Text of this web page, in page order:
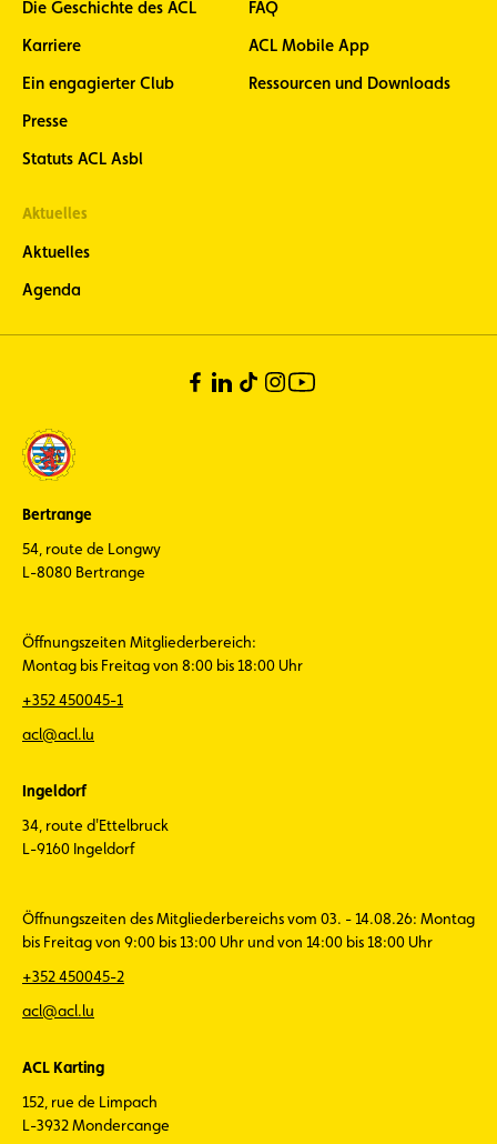
Die Geschichte des ACL
Karriere
Ein engagierter Club
Presse
Statuts ACL Asbl
FAQ
ACL Mobile App
Ressourcen und Downloads
Aktuelles
Aktuelles
Agenda
Bertrange
54, route de Longwy
L-8080 Bertrange
Öffnungszeiten Mitgliederbereich:
Montag bis Freitag von 8:00 bis 18:00 Uhr
+352 450045-1
acl@acl.lu
Ingeldorf
34, route d'Ettelbruck
L-9160 Ingeldorf
Öffnungszeiten des Mitgliederbereichs vom 03. - 14.08.26: Montag
bis Freitag von 9:00 bis 13:00 Uhr und von 14:00 bis 18:00 Uhr
+352 450045-2
acl@acl.lu
ACL Karting
152, rue de Limpach
L-3932 Mondercange